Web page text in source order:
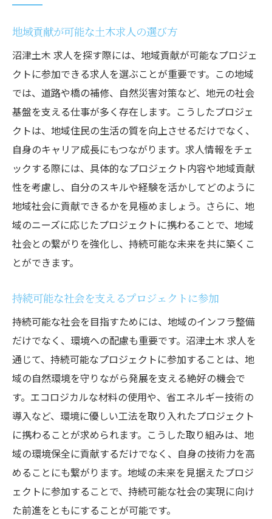
地域貢献が可能な土木求人の選び方
沼津土木 求人を探す際には、地域貢献が可能なプロジェ
クトに参加できる求人を選ぶことが重要です。この地域
では、道路や橋の補修、自然災害対策など、地元の社会
基盤を支える仕事が多く存在します。こうしたプロジェ
クトは、地域住民の生活の質を向上させるだけでなく、
自身のキャリア成長にもつながります。求人情報をチェ
ックする際には、具体的なプロジェクト内容や地域貢献
性を考慮し、自分のスキルや経験を活かしてどのように
地域社会に貢献できるかを見極めましょう。さらに、地
域のニーズに応じたプロジェクトに携わることで、地域
社会との繋がりを強化し、持続可能な未来を共に築くこ
とができます。
持続可能な社会を支えるプロジェクトに参加
持続可能な社会を目指すためには、地域のインフラ整備
だけでなく、環境への配慮も重要です。沼津土木 求人を
通じて、持続可能なプロジェクトに参加することは、地
域の自然環境を守りながら発展を支える絶好の機会で
す。エコロジカルな材料の使用や、省エネルギー技術の
導入など、環境に優しい工法を取り入れたプロジェクト
に携わることが求められます。こうした取り組みは、地
域の環境保全に貢献するだけでなく、自身の技術力を高
めることにも繋がります。地域の未来を見据えたプロジ
ェクトに参加することで、持続可能な社会の実現に向け
た前進をともにすることが可能です。